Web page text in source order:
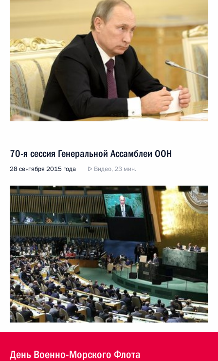
70-я сессия Генеральной Ассамблеи ООН
28 сентября 2015 года Видео, 23 мин.
День Военно-Морского Флота